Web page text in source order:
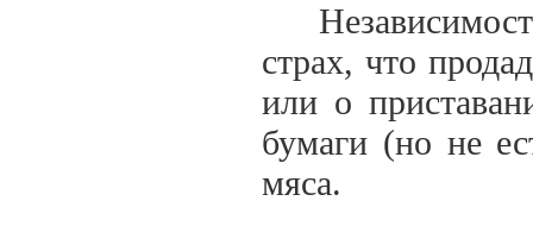
страх, что
или о
бумаги (но не
мяса.